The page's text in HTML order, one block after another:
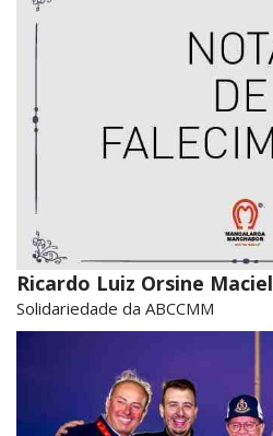
Ricardo Luiz Orsine Maciel
Solidariedade da ABCCMM